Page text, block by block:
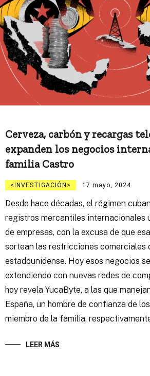
Cerveza, carbón y recargas
expanden los negocios
familia Castro
INVESTIGACIÓN 17 mayo, 2024
Desde hace décadas, el régimen
registros mercantiles internacionales
de empresas, con la excusa de que
sortean las restricciones comerciales
estadounidense. Hoy esos negocios
extendiendo con nuevas redes de
hoy revela YucaByte, a las que
España, un hombre de confianza de
miembro de la familia,
LEER MÁS